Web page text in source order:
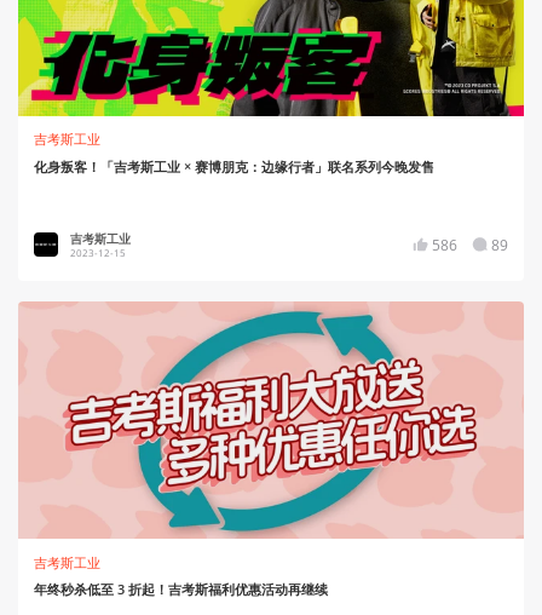
吉考斯工业
化身叛客！「吉考斯工业 × 赛博朋克：边缘行者」联名系列今晚发售
吉考斯工业
2023-12-15 586 89
吉考斯工业
年终秒杀低至 3 折起！吉考斯福利优惠活动再继续